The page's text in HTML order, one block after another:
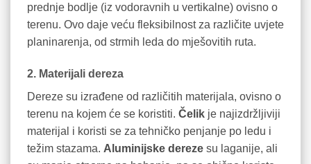
prednje bodlje (iz vodoravnih u vertikalne) ovisno o
terenu. Ovo daje veću fleksibilnost za različite uvjete
planinarenja, od strmih leda do mješovitih ruta.
2. Materijali dereza
Dereze su izrađene od različitih materijala, ovisno o
terenu na kojem će se koristiti. Čelik je najizdržljiviji
materijal i koristi se za tehničko penjanje po ledu i
težim stazama. Aluminijske dereze su laganije, ali